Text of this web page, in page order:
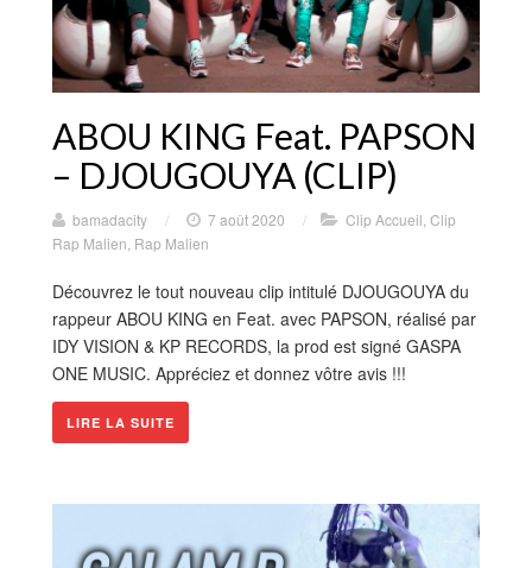
ABOU KING Feat. PAPSON
– DJOUGOUYA (CLIP)
bamadacity / 7 août 2020 / Clip Accueil Clip
Rap Malien Rap Malien
Découvrez le tout nouveau clip intitulé DJOUGOUYA du
rappeur ABOU KING en Feat. avec PAPSON, réalisé par
IDY VISION & KP RECORDS, la prod est signé GASPA
ONE MUSIC. Appréciez et donnez vôtre avis !!!
LIRE LA SUITE